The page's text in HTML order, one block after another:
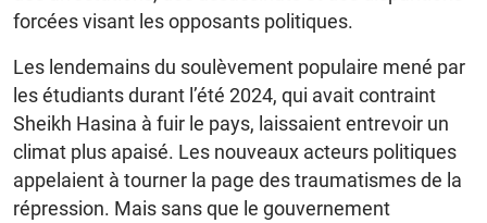
forcées visant les opposants politiques.
Les lendemains du soulèvement populaire mené par
les étudiants durant l’été 2024, qui avait contraint
Sheikh Hasina à fuir le pays, laissaient entrevoir un
climat plus apaisé. Les nouveaux acteurs politiques
appelaient à tourner la page des traumatismes de la
répression. Mais sans que le gouvernement